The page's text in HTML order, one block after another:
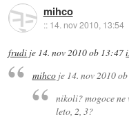
mihco
:: 14. nov 2010, 13:54
frudi je 14. nov 2010 ob 13:47
mihcoje 14. nov 2010
nikoli? mogoce ne
leto, 2, 3?